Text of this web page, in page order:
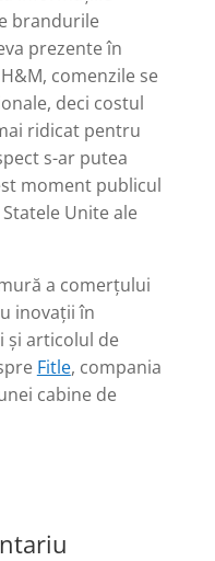
brandurile
prezente în
comenzile se
deci costul
ridicat pentru
s-ar putea
moment publicul
Unite ale
a comerțului
inovații în
și articolul de
Fitle, compania
cabine de